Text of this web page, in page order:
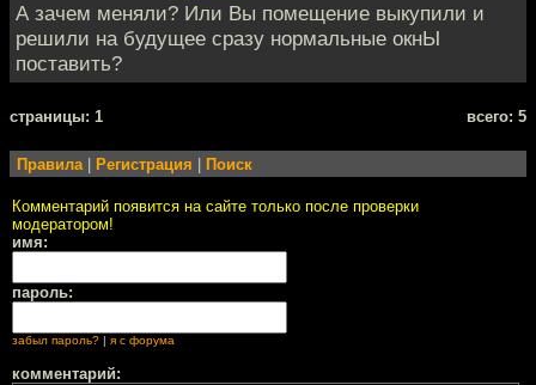
А зачем меняли? Или Вы помещение выкупили и
решили на будущее сразу нормальные окнЫ
поставить?
cтраницы: 1 всего: 5
Правила| Регистрация Поиск
Комментарий появится на сайте только после проверки
модератором!
имя:
пароль:
забыл пароль? | я с форума
комментарий: